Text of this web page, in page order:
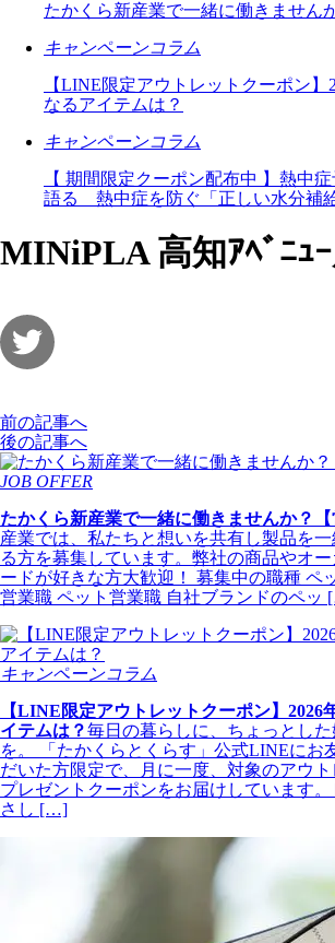
たかくら新産業で一緒に働きません
キャンペーンコラム
【LINE限定アウトレットクーポン】
なるアイテムは？
キャンペーンコラム
【 期間限定クーポン配布中 】熱中
語る 熱中症を防ぐ「正しい水分補
MINiPLA 高知ｱﾍﾞﾆｭ
前の記事へ
後の記事へ
JOB OFFER
たかくら新産業で一緒に働きませんか？【
産業では、私たちと想いを共有し製品を
る方を募集しています。弊社の商品やオ
ードが好きな方大歓迎！ 募集中の職種 ペ
営業職 ペット営業職 自社ブランドのペッ
キャンペーンコラム
【LINE限定アウトレットクーポン】2026
イテムは？毎日の暮らしに、ちょっとし
を。 「たかくらとくらす」公式LINEにお
だいた方限定で、月に一度、対象のアウ
プレゼントクーポンをお届けしています
さし […]